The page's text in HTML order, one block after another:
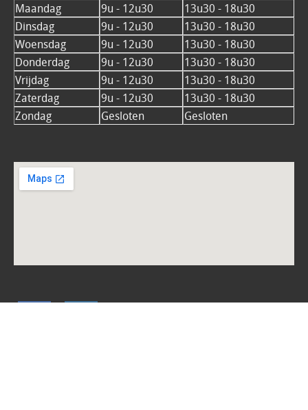
Maandag 9u - 12u30
13u30 - 18u30
Dinsdag
9u - 12u30
13u30 - 18u30
Woensdag
9u - 12u30
13u30 - 18u30
Donderdag
9u - 12u30
13u30 - 18u30
Vrijdag
9u - 12u30
13u30 - 18u30
Zaterdag
9u - 12u30
13u30 - 18u30
Zondag
Gesloten Gesloten